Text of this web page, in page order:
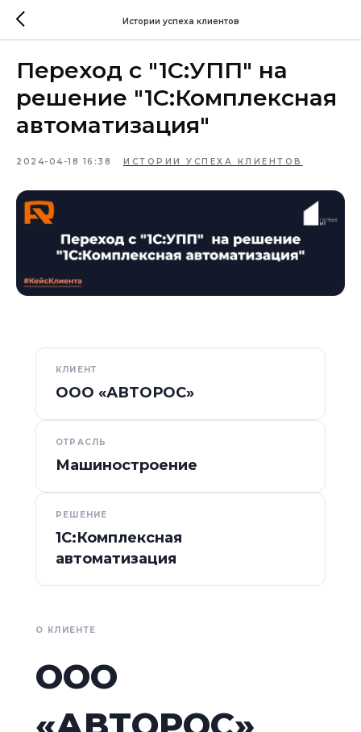
Истории успеха клиентов
Переход с "1С:УПП" на
решение "1С:Комплексная
автоматизация"
2024-04-18 16:38 ИСТОРИИ УСПЕХА КЛИЕНТОВ
КЛИЕНТ
ООО «АВТОРОС»
ОТРАСЛЬ
Машиностроение
РЕШЕНИЕ
1С:Комплексная
автоматизация
О КЛИЕНТЕ
ООО